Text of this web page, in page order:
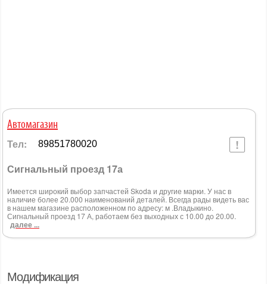
Модификация
Автомагазин
Тел: 89851780020
Сигнальный проезд 17а
Имеется широкий выбор запчастей Skoda и другие марки. У нас в
наличие более 20.000 наименований деталей. Всегда рады видеть вас
в нашем магазине расположенном по адресу: м .Владыкино.
Сигнальный проезд 17 А, работаем без выходных с 10.00 до 20.00.
далее ...